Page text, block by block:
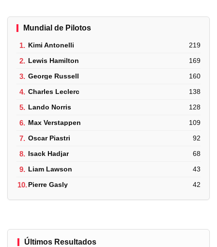
Mundial de Pilotos
1. Kimi Antonelli 219
2. Lewis Hamilton 169
3. George Russell 160
4. Charles Leclerc 138
5. Lando Norris 128
6. Max Verstappen 109
7. Oscar Piastri 92
8. Isack Hadjar 68
9. Liam Lawson 43
10.Pierre Gasly 42
Últimos Resultados